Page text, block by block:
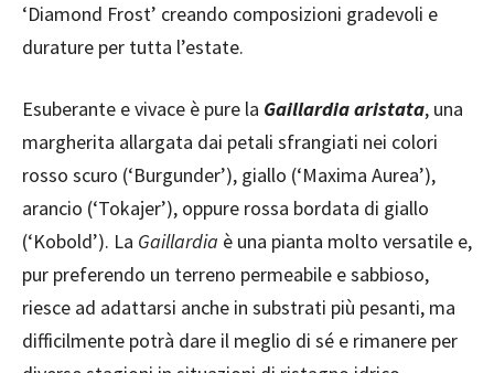
‘Diamond Frost’ creando composizioni gradevoli e
durature per tutta l’estate.
Esuberante e vivace è pure la Gaillardia aristata, una
margherita allargata dai petali sfrangiati nei colori
rosso scuro (‘Burgunder’), giallo (‘Maxima Aurea’),
arancio (‘Tokajer’), oppure rossa bordata di giallo
(‘Kobold’). La Gaillardia è una pianta molto versatile e,
pur preferendo un terreno permeabile e sabbioso,
riesce ad adattarsi anche in substrati più pesanti, ma
difficilmente potrà dare il meglio di sé e rimanere per